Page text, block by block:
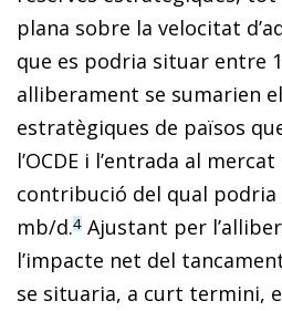
plana sobre la velocitat
que es podria situar entre
alliberament se sumarien
estratègiques de països
l’OCDE i l’entrada al
contribució del qual
mb/d.4 Ajustant per
l’impacte net del
se situaria, a curt termini,